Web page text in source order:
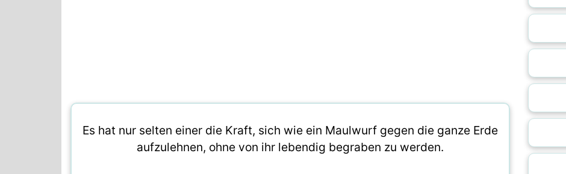
Es hat nur selten einer die Kraft, sich wie ein Maulwurf gegen die ganze Erde
aufzulehnen, ohne von ihr lebendig begraben zu werden.